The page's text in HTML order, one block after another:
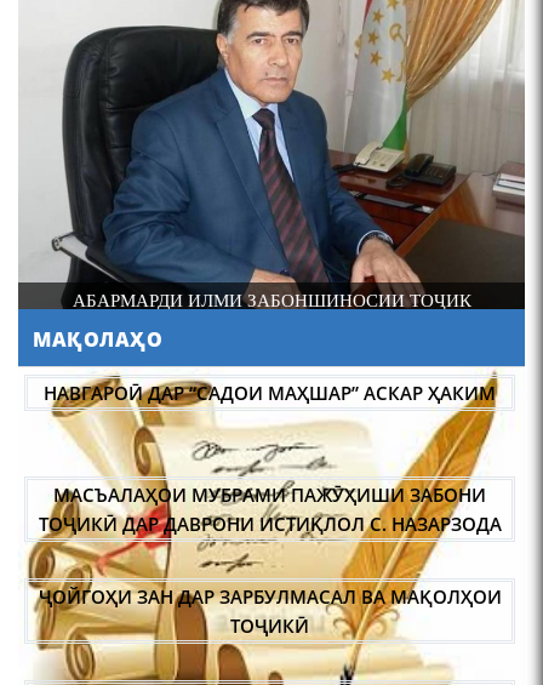
4-уми декабр- зодрӯзи
шоири абадзинда Абулқосим
Лоҳутӣ
АБУЛҚОСИМ ЛОҲУТӢ /
ABULQOSIM LOHUTY/
Что знают в Ташкенте о
Мирзо Турсунзаде, чьим
именем назвали станцию
метро?
АБАРМАРДИ ИЛМИ ЗАБОНШИНОСИИ ТОҶИК
МАҚОЛАҲО
НАВГАРОӢ ДАР “САДОИ МАҲШАР” АСКАР ҲАКИМ
МАСЪАЛАҲОИ МУБРАМИ ПАЖӮҲИШИ ЗАБОНИ
ТОҶИКӢ ДАР ДАВРОНИ ИСТИҚЛОЛ С. НАЗАРЗОДА
ҶОЙГОҲИ ЗАН ДАР ЗАРБУЛМАСАЛ ВА МАҚОЛҲОИ
ТОҶИКӢ